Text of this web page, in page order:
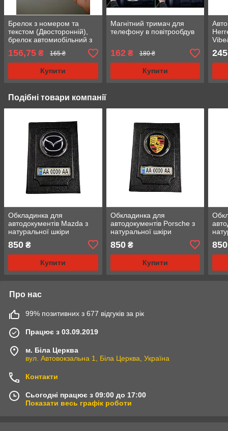
Брелок з номером та
текстом (Двосторонній),
брелок автомиобільний з
логотипом
156,75 ₴ 165 ₴
Купити
Магнітний тримач для
телефону в повітрообдув
162₴ 180 ₴
Купити
245
Подібні товари компанії
Обкладинка для
автодокументів Mazda з
натуральної шкіри
850 ₴
Купити
Обкладинка для
автодокументів Porsche з
натуральної шкіри
850₴
Купити
850
Про нас
99% позитивних з 677 відгуків за рік
Працює з 03.09.2019
м. Біла Церква
вул. Автовокзальна 1, Біла Церква, Україна
Контакти
Сьогодні працює з 09:00 до 17:00
Показати весь графік роботи